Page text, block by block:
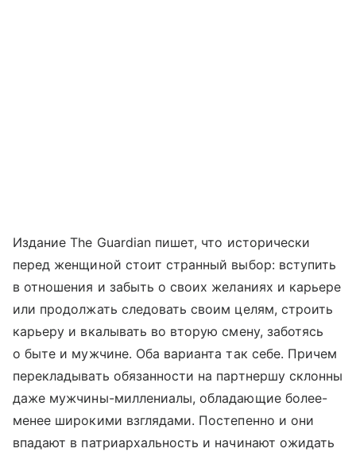
Издание The Guardian пишет, что исторически
перед женщиной стоит странный выбор: вступить
в отношения и забыть о своих желаниях и карьере
или продолжать следовать своим целям, строить
карьеру и вкалывать во вторую смену, заботясь
о быте и мужчине. Оба варианта так себе. Причем
перекладывать обязанности на партнершу склонны
даже мужчины-миллениалы, обладающие более-
менее широкими взглядами. Постепенно и они
впадают в патриархальность и начинают ожидать